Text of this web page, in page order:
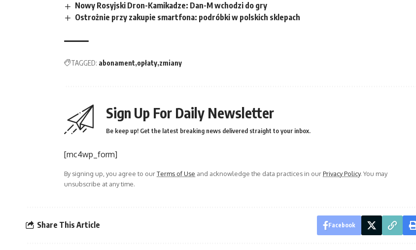
Nowy Rosyjski Dron-Kamikadze: Dan-M wchodzi do gry
Ostrożnie przy zakupie smartfona: podróbki w polskich sklepach
TAGGED: abonament opłaty zmiany
Sign Up For Daily Newsletter
Be keep up! Get the latest breaking news delivered straight to your inbox.
[mc4wp_form]
By signing up, you agree to ourTerms of Use and acknowledge the data practices in ourPrivacy Policy. You may
unsubscribe at any time.
Share This Article Facebook